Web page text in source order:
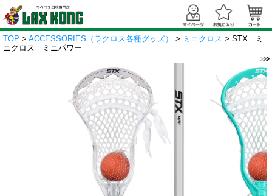
TOP > ACCESSORIES（ラクロス各種グッズ） > ミニクロス > STX ミ
ニクロス ミニパワー